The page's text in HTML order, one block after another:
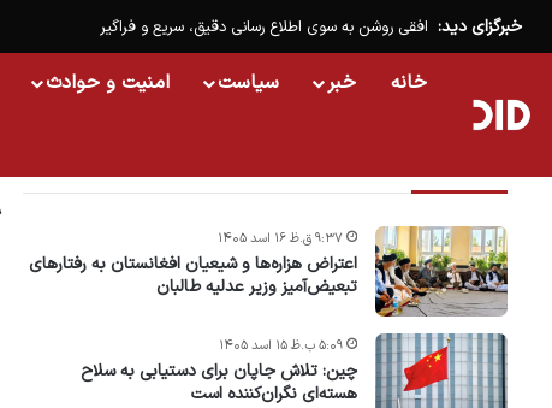
خبرگزای دید: افقی روشن به سوی اطلاع رسانی دقیق، سریع و فراگیر
خانه خبر سیاست امنیت و حوادث
اعتراض هزاره‌ها و شیعیان افغانستان به رفتارهای
تبعیض‌آمیز وزیر عدلیه طالبان
۹:۳۷ ق.ظ ۱۶ اسد ۱۴۰۵
چین: تلاش جاپان برای دستیابی به سلاح
هسته‌ای نگران‌کننده است
۵:۰۹ ب.ظ ۱۵ اسد ۱۴۰۵